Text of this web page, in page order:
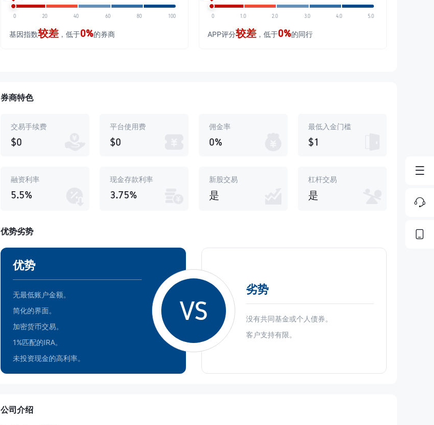
0 20 40 60 80 100
基因指数较差 ，低于0%的券商
0 1.0 2.0 3.0 4.0 5.0
APP评分较差 ，低于0%的同行
券商特色
交易手续费
$0
平台使用费
$0
佣金率
0%
最低入金门槛
$1
融资利率
5.5%
现金存款利率
3.75%
新股交易
是
杠杆交易
是
优势劣势
优势
无最低账户金额。
简化的界面。
加密货币交易。
1%匹配的IRA。
未投资现金的高利率。
VS
劣势
没有共同基金或个人债券。
客户支持有限。
公司介绍